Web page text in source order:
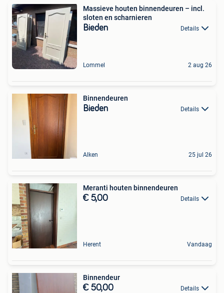
Massieve houten binnendeuren – incl.
sloten en scharnieren
Bieden Details
Lommel 2 aug 26
Binnendeuren
Bieden Details
Alken 25 jul 26
Meranti houten binnendeuren
€ 5,00 Details
Herent Vandaag
Binnendeur
€ 50,00 Details